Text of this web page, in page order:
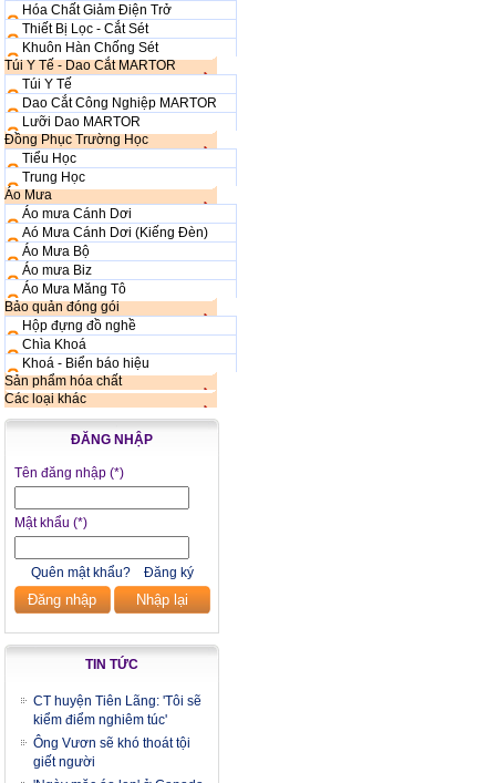
Hóa Chất Giảm Điện Trở
Thiết Bị Lọc - Cắt Sét
Khuôn Hàn Chống Sét
Túi Y Tế - Dao Cắt MARTOR
Túi Y Tế
Dao Cắt Công Nghiệp MARTOR
Lưỡi Dao MARTOR
Đồng Phục Trường Học
Tiểu Học
Trung Học
Áo Mưa
Áo mưa Cánh Dơi
Aó Mưa Cánh Dơi (Kiếng Đèn)
Áo Mưa Bộ
Áo mưa Biz
Áo Mưa Măng Tô
Bảo quản đóng gói
Hộp đựng đồ nghề
Chìa Khoá
Khoá - Biển báo hiệu
Sản phẩm hóa chất
Các loại khác
ĐĂNG NHẬP
Tên đăng nhập (*)
Mật khẩu (*)
Quên mật khẩu? Đăng ký
Đăng nhập Nhập lại
TIN TỨC
CT huyện Tiên Lãng: 'Tôi sẽ
kiểm điểm nghiêm túc'
Ông Vươn sẽ khó thoát tội
giết người